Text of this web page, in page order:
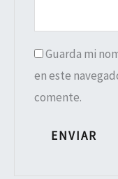
Guarda mi
en este
comente.